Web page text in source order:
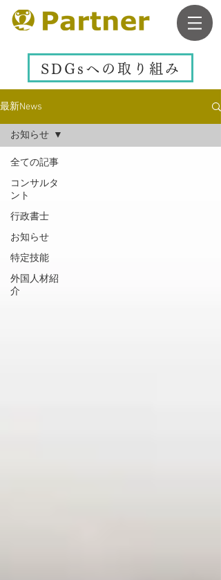
SDGsへの取り組み
最新News
全ての記事
コンサルタ
ント
行政書士
お知らせ
特定技能
外国人材紹
介
お知らせ